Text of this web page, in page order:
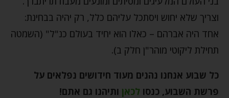
וצריך שלא יחוש ויסתכל עליהם כלל, רק יהיה בבחינת:
אחד היה אברהם – כאלו הוא יחיד בעולם כנ"ל" (השמטה
תחילת ליקוטי מוהר"ן חלק ב).
כל שבוע אנחנו נהנים מעוד חידושים נפלאים על
פרשת השבוע, כנסו לכאן ותיהנו גם אתם!